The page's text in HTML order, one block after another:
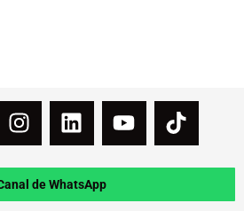
de WhatsApp